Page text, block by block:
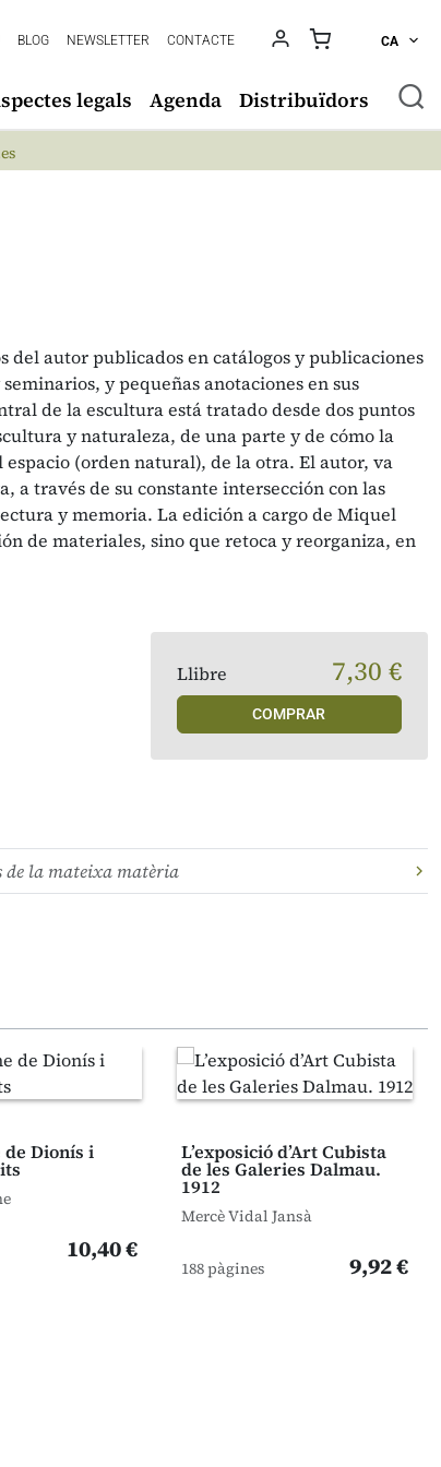
BLOG NEWSLETTER CONTACTE CA
legals Agenda Distribuïdors
del autor publicados en catálogos y publicaciones
y pequeñas anotaciones en sus
de la escultura está tratado desde dos puntos
y naturaleza, de una parte y de cómo la
(orden natural), de la otra. El autor, va
a través de su constante intersección con las
y memoria. La edición a cargo de Miquel
de materiales, sino que retoca y reorganiza, en
Llibre 7,30 €
COMPRAR
de la mateixa matèria
de Dionís i
10,40 €
L’exposició d’Art Cubista
de les Galeries Dalmau.
1912
Mercè Vidal Jansà
188 pàgines 9,92 €